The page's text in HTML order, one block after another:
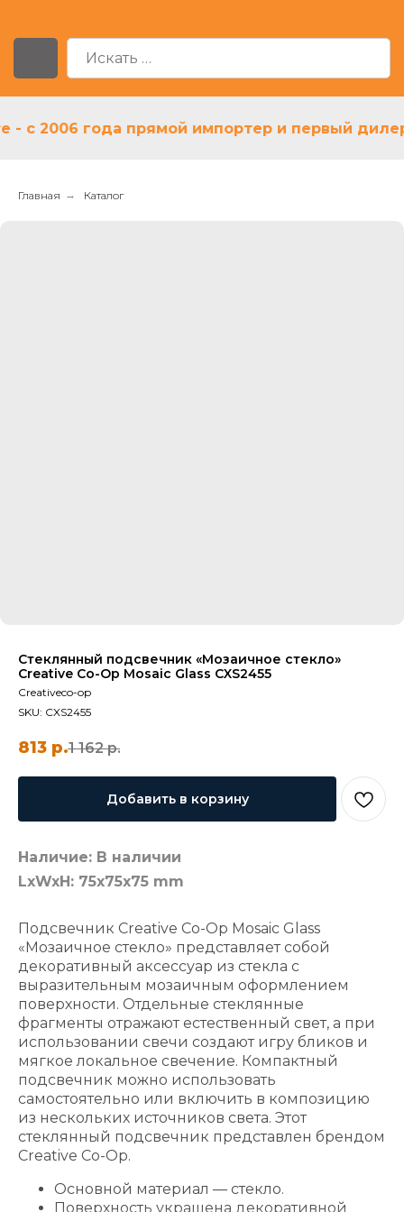
2006 года прямой импортер и первый дилер
Главная → Каталог
Стеклянный подсвечник «Мозаичное стекло»
Creative Co-Op Mosaic Glass CXS2455
Creativeco-op
SKU: CXS2455
813 р.1 162 р.
Добавить в корзину
Наличие: В наличии
LxWxH: 75x75x75 mm
Подсвечник Creative Co-Op Mosaic Glass
«Мозаичное стекло» представляет собой
декоративный аксессуар из стекла с
выразительным мозаичным оформлением
поверхности. Отдельные стеклянные
фрагменты отражают естественный свет, а при
использовании свечи создают игру бликов и
мягкое локальное свечение. Компактный
подсвечник можно использовать
самостоятельно или включить в композицию
из нескольких источников света. Этот
стеклянный подсвечник представлен брендом
Creative Co-Op.
Основной материал — стекло.
Поверхность украшена декоративной